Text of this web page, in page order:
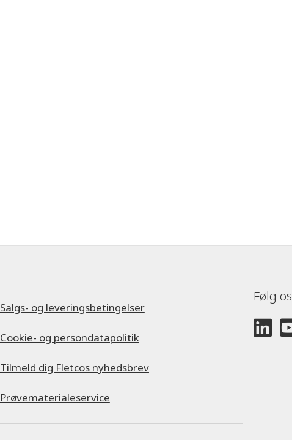
Salgs- og leveringsbetingelser
Cookie- og persondatapolitik
Tilmeld dig Fletcos nyhedsbrev
Prøvematerialeservice
Følg os